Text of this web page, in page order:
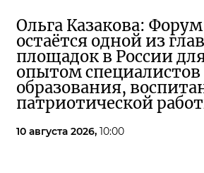
Ольга Казакова:
остаётся одной из
площадок в России
опытом специалистов
образования,
патриотической
10 августа 2026, 10:00